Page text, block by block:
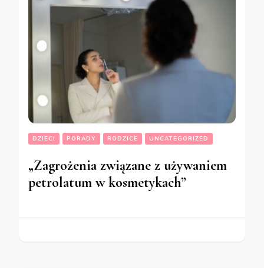
DZIECI PORADY RODZICE UNCATEGORIZED
„Zagrożenia związane z używaniem
petrolatum w kosmetykach”